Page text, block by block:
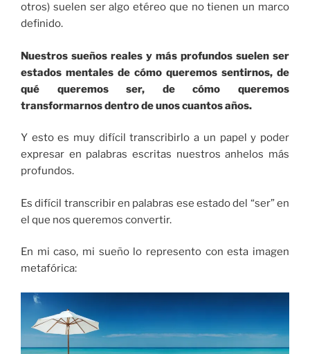
otros) suelen ser algo etéreo que no tienen un marco
definido.
Nuestros sueños reales y más profundos suelen ser
estados mentales de cómo queremos sentirnos, de
qué queremos ser, de cómo queremos
transformarnos dentro de unos cuantos años.
Y esto es muy difícil transcribirlo a un papel y poder
expresar en palabras escritas nuestros anhelos más
profundos.
Es difícil transcribir en palabras ese estado del “ser” en
el que nos queremos convertir.
En mi caso, mi sueño lo represento con esta imagen
metafórica: